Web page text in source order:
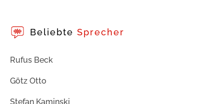
Beliebte Sprecher
Rufus Beck
Götz Otto
Stefan Kaminski